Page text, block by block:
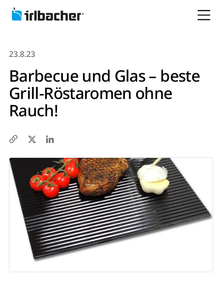
23.8.23
Barbecue und Glas – beste
Grill-Röstaromen ohne
Rauch!